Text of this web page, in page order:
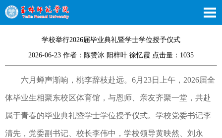
学校举行2026届毕业典礼暨学士学位授予仪式
2026-06-23 作者：陈赞冰 阳梓叶 徐忆霞 点击量： 1035
六月蝉声渐响，桃李辞枝赴远。6月23日上午，2026届全
体毕业生相聚东校区体育馆，与恩师、亲友齐聚一堂，共赴
属于青春的毕业典礼暨学士学位授予仪式。学校党委书记李
清先，党委副书记、校长李伟中，学校领导黄映然、刘永